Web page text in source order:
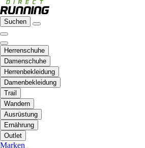
Suchen
Herrenschuhe
Damenschuhe
Herrenbekleidung
Damenbekleidung
Trail
Wandern
Ausrüstung
Ernährung
Outlet
Marken